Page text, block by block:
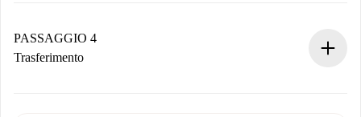
contatto con il proprietario.
Se rifiutata: non ti addebiteremo nulla e ti proporremo
PASSAGGIO 4
Trasferimento